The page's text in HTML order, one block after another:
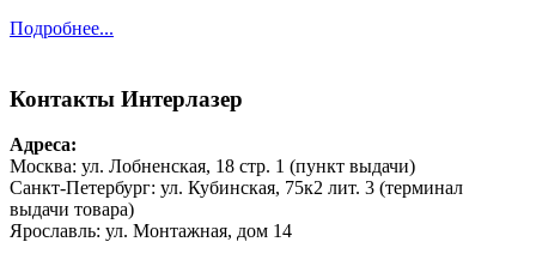
Подробнее...
Контакты Интерлазер
Адреса:
Москва: ул. Лобненская, 18 стр. 1 (пункт выдачи)
Санкт-Петербург: ул. Кубинская, 75к2 лит. 3 (терминал
выдачи товара)
Ярославль: ул. Монтажная, дом 14